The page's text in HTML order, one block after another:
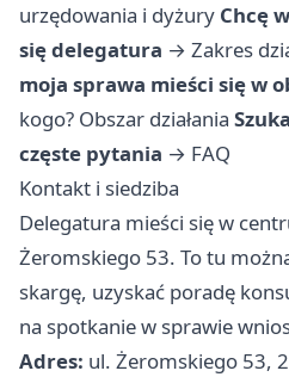
urzędowania i dyżury Chcę
się delegatura → Zakres
moja sprawa mieści się w
kogo? Obszar działania
częste pytania → FAQ
Kontakt i siedziba
Delegatura mieści się w
Żeromskiego 53. To tu
skargę, uzyskać poradę
na spotkanie w sprawie
Adres: ul. Żeromskiego 53,